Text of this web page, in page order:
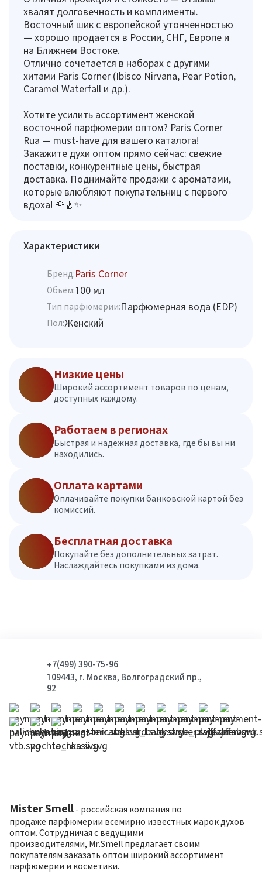
хвалят долговечность и комплименты.
Восточный шик с европейской утонченностью
— хорошо продается в России, СНГ, Европе и
на Ближнем Востоке.
Отлично сочетается в наборах с другими
хитами Paris Corner (Ibisco Nirvana, Pear Potion,
Caramel Waterfall и др.).
Хотите усилить ассортимент женской
восточной парфюмерии оптом? Paris Corner
Rua — must-have для вашего каталога!
Закажите духи оптом прямо сейчас: свежие
поставки, конкурентные цены, быстрая
доставка. Поднимайте продажи с ароматами,
которые влюбляют покупательниц с первого
вдоха! 🌹🍐✨
Характеристики
Бренд:Paris Corner
Объём:100 мл
Тип парфюмерии:Парфюмерная вода (EDP)
Пол:Женский
Низкие цены
Широкий ассортимент товаров по ценам,
доступных каждому.
Работаем в регионах
Быстрая и надежная доставка, где бы вы ни
находились.
Оплата картами
Оплачивайте покупки банковской картой без
комиссий.
Бесплатная доставка
Покупайте без дополнительных затрат.
Наслаждайтесь покупками из дома.
+7(499) 390-75-96
109443, г. Москва, Волгоградский пр.,
92
Mister Smell - российская компания по
продаже парфюмерии всемирно известных марок духов
оптом. Сотрудничая с ведущими
производителями, Mr.Smell предлагает своим
покупателям заказать оптом широкий ассортимент
парфюмерии и косметики.